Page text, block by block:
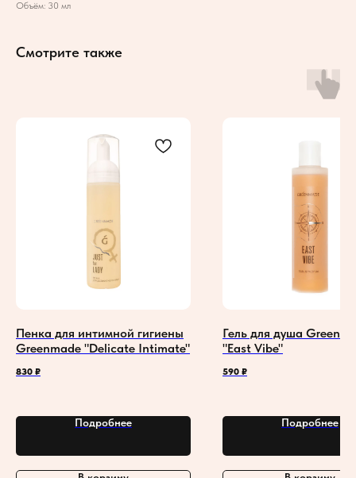
Объём: 30 мл
Смотрите также
Пенка для интимной гигиены
Greenmade "Delicate Intimate"
830 ₽
Подробнее
Гель для душа
"East Vibe"
590 ₽
Подробнее